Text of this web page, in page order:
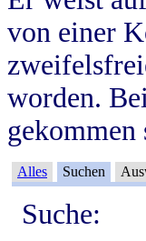
von einer
worden.
Alles Suchen
Suche: